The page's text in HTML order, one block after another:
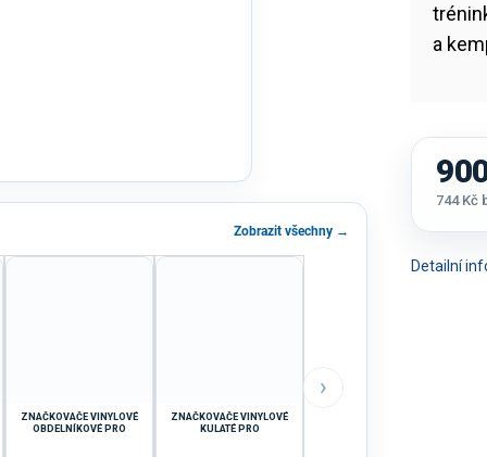
Zobrazit všechny →
ZNAČKOVAČE VINYLOVÉ
OBDELNÍKOVÉ PRO
ZNAČKOVAČE VINYLOVÉ
KULATÉ PRO
›
a
Detailní
744 Kč